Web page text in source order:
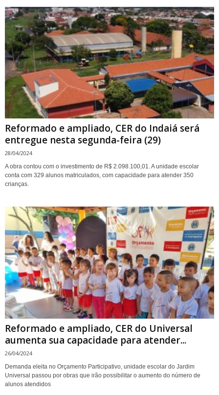
Reformado e ampliado, CER do Indaiá será
entregue nesta segunda-feira (29)
28/04/2024
A obra contou com o investimento de R$ 2.098.100,01. A unidade escolar
conta com 329 alunos matriculados, com capacidade para atender 350
crianças.
Reformado e ampliado, CER do Universal
aumenta sua capacidade para atender...
26/04/2024
Demanda eleita no Orçamento Participativo, unidade escolar do Jardim
Universal passou por obras que irão possibilitar o aumento do número de
alunos atendidos